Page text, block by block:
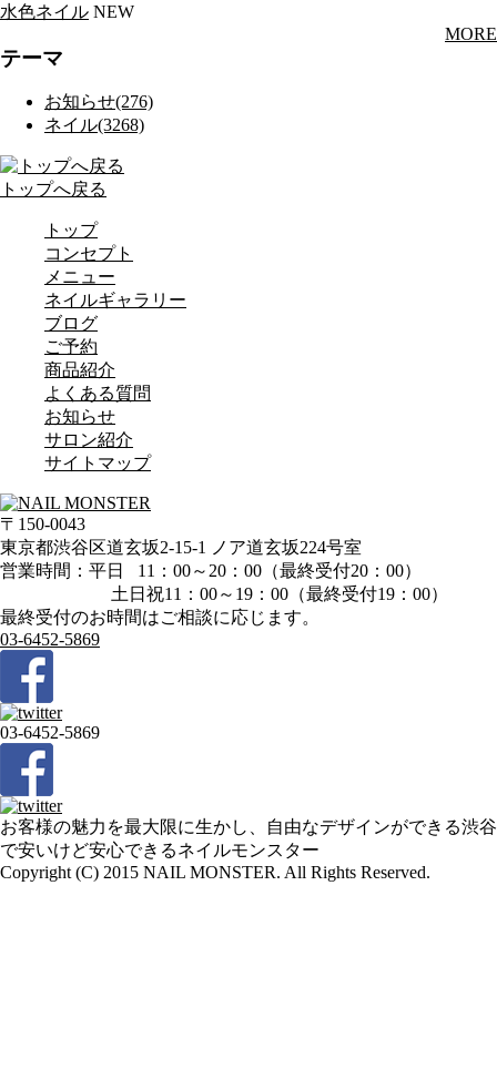
水色ネイル NEW
MORE
テーマ
お知らせ(276)
ネイル(3268)
トップへ戻る
トップ
コンセプト
メニュー
ネイルギャラリー
ブログ
ご予約
商品紹介
よくある質問
お知らせ
サロン紹介
サイトマップ
〒150-0043
東京都渋谷区道玄坂2-15-1 ノア道玄坂224号室
営業時間：平日 11：00～20：00（最終受付20：00）
土日祝11：00～19：00（最終受付19：00）
最終受付のお時間はご相談に応じます。
03-6452-5869
03-6452-5869
お客様の魅力を最大限に生かし、自由なデザインができる渋谷
で安いけど安心できるネイルモンスター
Copyright (C) 2015 NAIL MONSTER. All Rights Reserved.